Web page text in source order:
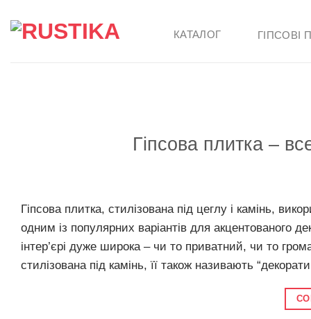
КАТАЛОГ ГІПСОВІ
Гіпсова плитка –
Гіпсова плитка, стилізована під цеглу і камінь,
одним із популярних варіантів для акцентованого
інтер’єрі дуже широка – чи то приватний, чи то
стилізована під камінь, її також називають